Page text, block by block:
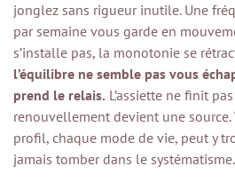
jonglez sans rigueur inutile. Une
par semaine vous garde en
s’installe pas, la monotonie se
l’équilibre ne semble pas vous
prend le relais. L’assiette ne finit
renouvellement devient une source.
profil, chaque mode de vie, peut y
jamais tomber dans le systématisme.